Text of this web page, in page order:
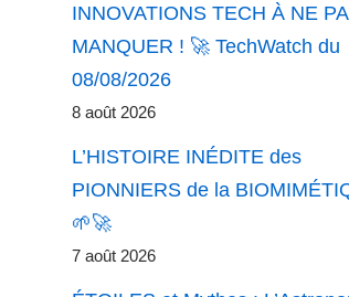
INNOVATIONS TECH À NE
MANQUER ! 🚀 TechWatch du
08/08/2026
8 août 2026
L’HISTOIRE INÉDITE des
PIONNIERS de la
🌱🚀
7 août 2026